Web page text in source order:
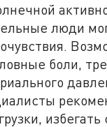
люди
боли,
избегать